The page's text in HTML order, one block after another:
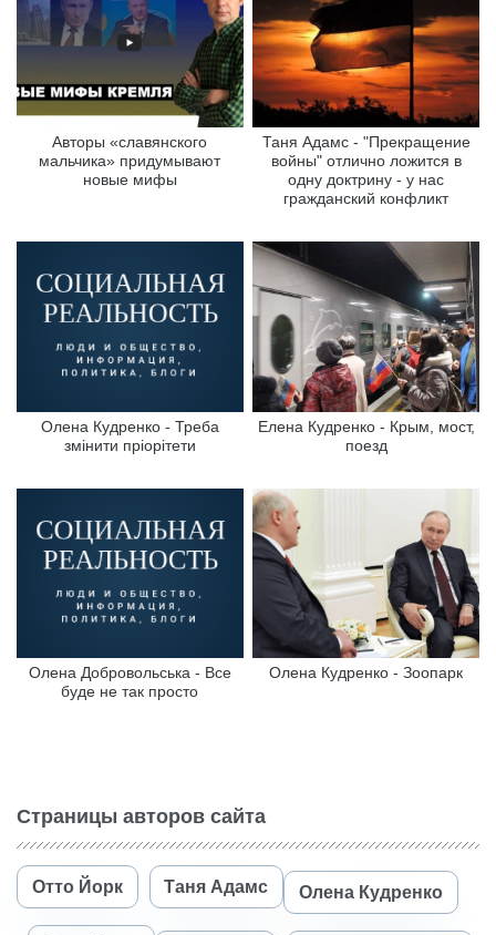
Авторы «славянского
мальчика» придумывают
новые мифы
Таня Адамс - "Прекращение
войны" отлично ложится в
одну доктрину - у нас
гражданский конфликт
Олена Кудренко - Треба
змінити пріорітети
Елена Кудренко - Крым, мост,
поезд
Олена Добровольська - Все
буде не так просто
Олена Кудренко - Зоопарк
Страницы авторов сайта
Отто Йорк Таня Адамс Олена Кудренко